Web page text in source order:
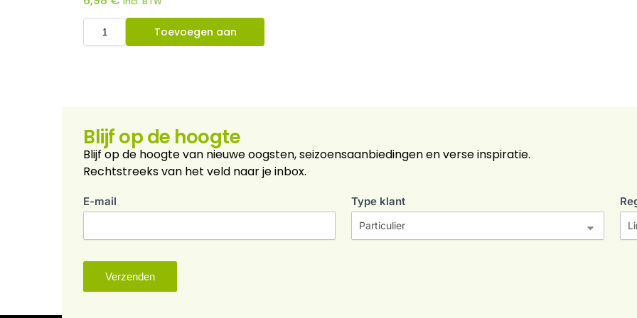
Toevoegen aan
Blijf op de hoogte
Blijf op de hoogte van nieuwe oogsten, seizoensaanbiedingen en verse inspiratie.
Rechtstreeks van het veld naar je inbox.
nieuwsbrief
E-mail Type klant
Verzenden